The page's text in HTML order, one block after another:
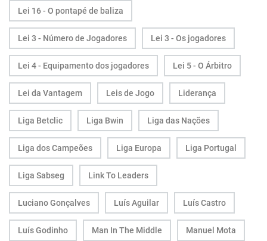
Lei 16 - O pontapé de baliza
Lei 3 - Número de Jogadores Lei 3 - Os jogadores
Lei 4 - Equipamento dos jogadores Lei 5 - O Árbitro
Lei da Vantagem Leis de Jogo Liderança
Liga Betclic Liga Bwin Liga das Nações
Liga dos Campeões Liga Europa Liga Portugal
Liga Sabseg Link To Leaders
Luciano Gonçalves Luís Aguilar Luís Castro
Luís Godinho Man In The Middle Manuel Mota